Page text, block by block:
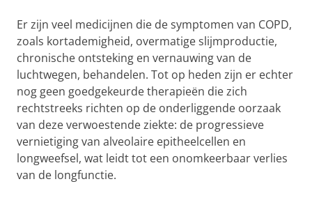
Er zijn veel medicijnen die de symptomen van COPD,
zoals kortademigheid, overmatige slijmproductie,
chronische ontsteking en vernauwing van de
luchtwegen, behandelen. Tot op heden zijn er echter
nog geen goedgekeurde therapieën die zich
rechtstreeks richten op de onderliggende oorzaak
van deze verwoestende ziekte: de progressieve
vernietiging van alveolaire epitheelcellen en
longweefsel, wat leidt tot een onomkeerbaar verlies
van de longfunctie.